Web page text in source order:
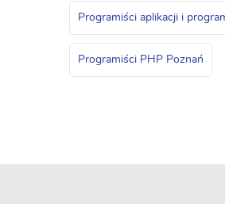
Programiści aplikacji i
Programiści PHP Poznań